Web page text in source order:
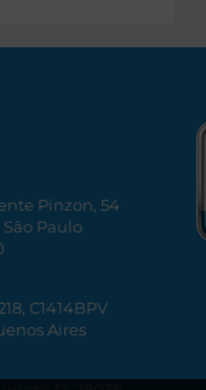
Pinzon, 54
Paulo
C1414BPV
Aires